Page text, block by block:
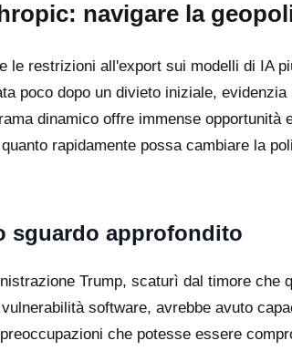
navigare la
le restrizioni all'export sui modelli di IA
poco dopo un divieto iniziale,
dinamico offre immense
rapidamente possa cambiare la
sguardo approfondito
Trump, scaturì dal timore
software, avrebbe avuto
che potesse essere